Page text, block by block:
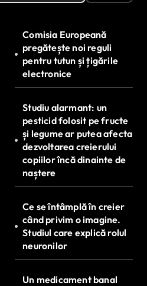
Comisia Europeană
pregătește noi reguli
pentru tutun și țigările
electronice
Studiu alarmant: un
pesticid folosit pe fructe
și legume ar putea afecta
dezvoltarea creierului
copiilor încă dinainte de
naștere
Ce se întâmplă în creier
când privim o imagine.
Studiul care explică rolul
neuronilor
Un medicament banal